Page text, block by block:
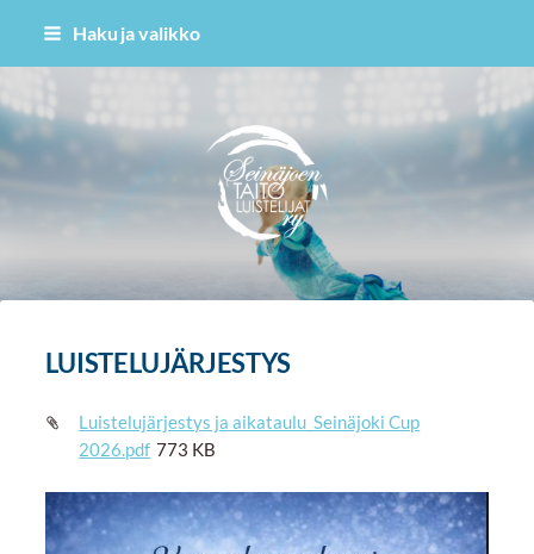
Siirry
Haku ja valikko
Seinäjoen Taitoluistelijat ry
LUISTELUJÄRJESTYS
Luistelujärjestys ja aikataulu_Seinäjoki Cup
2026.pdf 773 KB